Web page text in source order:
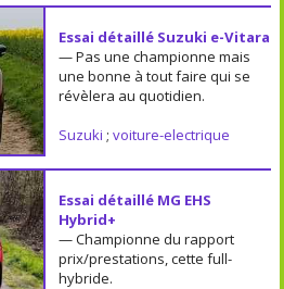
Essai détaillé Suzuki e-Vitara
— Pas une championne mais
une bonne à tout faire qui se
révèlera au quotidien.
Suzuki ; voiture-electrique
Essai détaillé MG EHS
Hybrid+
— Championne du rapport
prix/prestations, cette full-
hybride.